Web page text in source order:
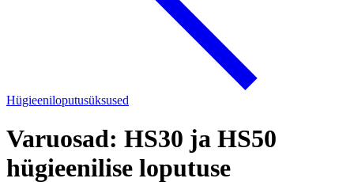
Hügieeniloputusüksused
Varuosad: HS30 ja HS50
hügieenilise loputuse